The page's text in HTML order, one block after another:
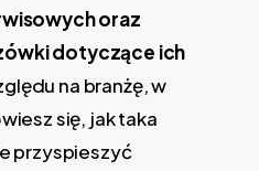
oraz
dotyczące ich
na branżę, w
się, jak taka
przyspieszyć